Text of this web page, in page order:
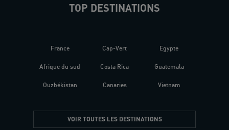
TOP DESTINATIONS
France
Afrique du sud
Ouzbékistan
Cap-Vert
Costa Rica
Canaries
Egypte
Guatemala
Vietnam
VOIR TOUTES LES DESTINATIONS